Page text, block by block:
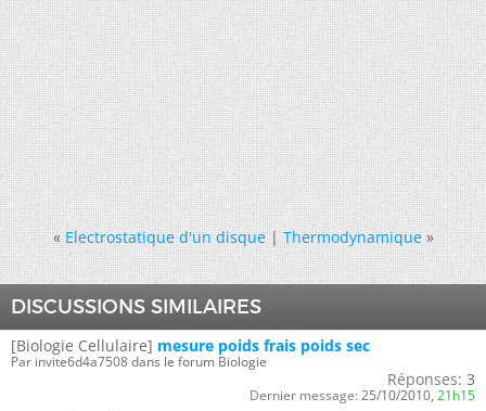
« Electrostatique d'un disque|Thermodynamique »
DISCUSSIONS SIMILAIRES
[Biologie Cellulaire] mesure poids frais poids sec
Par invite6d4a7508 dans le forum Biologie
Réponses: 3
Dernier message: 25/10/2010, 21h15